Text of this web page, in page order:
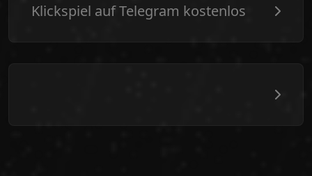
Klickspiel auf Telegram kostenlos